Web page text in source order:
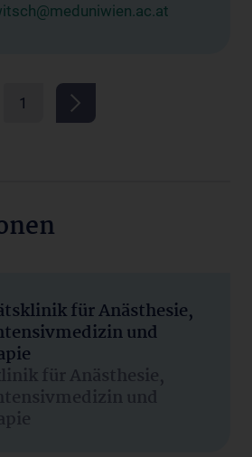
1
für Anästhesie,
und
für Anästhesie,
und